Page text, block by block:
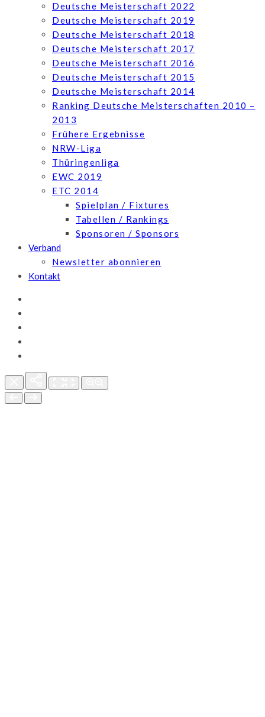
Deutsche Meisterschaft 2022
Deutsche Meisterschaft 2019
Deutsche Meisterschaft 2018
Deutsche Meisterschaft 2017
Deutsche Meisterschaft 2016
Deutsche Meisterschaft 2015
Deutsche Meisterschaft 2014
Ranking Deutsche Meisterschaften 2010 –
2013
Frühere Ergebnisse
NRW-Liga
Thüringenliga
EWC 2019
ETC 2014
Spielplan / Fixtures
Tabellen / Rankings
Sponsoren / Sponsors
Verband
Newsletter abonnieren
Kontakt